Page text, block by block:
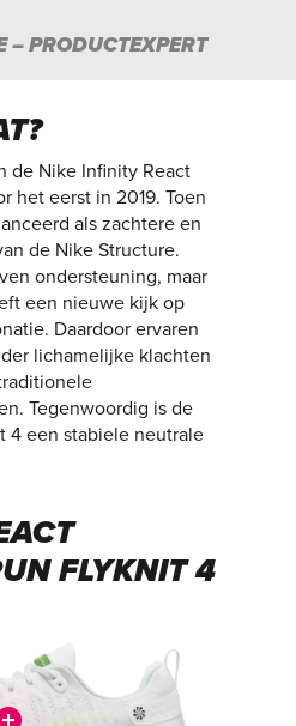
– PRODUCTEXPERT
de Nike Infinity React
het eerst in 2019. Toen
als zachtere en
de Nike Structure.
ondersteuning, maar
een nieuwe kijk op
Daardoor ervaren
lichamelijke klachten
Tegenwoordig is de
4 een stabiele neutrale
FLYKNIT 4